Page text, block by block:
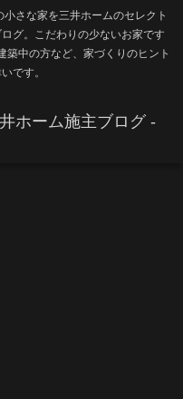
さな家を三井ホームのセレクト
グ。こだわりの少ないお家です
築中の方など、家づくりのヒント
です。
ホーム施主ブログ -